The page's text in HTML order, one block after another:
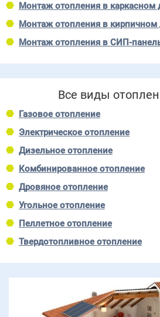
Монтаж отопления в каркасном
Монтаж отопления в кирпичном
Монтаж отопления в СИП-
Все виды
Газовое отопление
Электрическое отопление
Дизельное отопление
Комбинированное отопление
Дровяное отопление
Угольное отопление
Пеллетное отопление
Твердотопливное отопление